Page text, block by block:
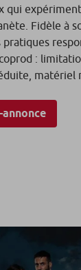
qui
Fidèle à
:
matériel